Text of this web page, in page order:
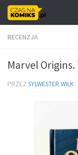
Skip to content
RECENZJA
Marvel
PRZEZ SYLWESTER WILK ·